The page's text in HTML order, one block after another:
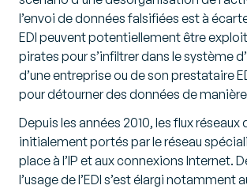
l’envoi de données falsifiées est à
EDI peuvent potentiellement être
pirates pour s’infiltrer dans le système
d’une entreprise ou de son prestataire
pour détourner des données de
Depuis les années 2010, les flux réseaux
initialement portés par le réseau
place à l’IP et aux connexions Internet.
l’usage de l’EDI s’est élargi notamment